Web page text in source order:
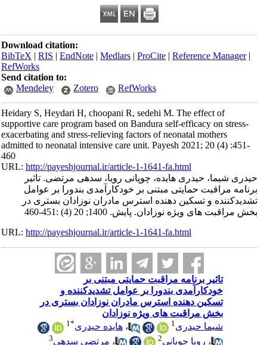
Download citation:
BibTeX|RIS|EndNote|Medlars|ProCite|Reference Manager
RefWorks
Send citation to:
Mendeley
Zotero RefWorks
Heidary S, Heydari H, choopani R, sedehi M. The effect of
supportive care program based on Bandura self-efficacy on stress-
exacerbating and stress-relieving factors of neonatal mothers
admitted to neonatal intensive care unit. Payesh 2021; 20 (4) :451-
460
URL:http://payeshjournal.ir/article-1-1641-fa.html
حیدری شیما، حیدری هایده، چوپانی رویا، سدهی مرتضی. تاثیر
برنامه مراقبت حمایتی مبتنی بر خودکارآمدی بندورا بر عوامل
تشدیدکننده و تسکین دهنده استرس مادران نوزادان بستری در
بخش مراقبت های ویژه نوزادان. پایش. 1400; 20 (4) :451-460
URL:http://payeshjournal.ir/article-1-1641-fa.html
تاثیر برنامه مراقبت حمایتی مبتنی بر
خودکارآمدی بندورا بر عوامل تشدیدکننده و
تسکین دهنده استرس مادران نوزادان بستری در
بخش مراقبت های ویژه نوزادان
شیما حیدری1 ،هایده حیدری*
1
،رویا چوپانی ،مرتضی سدهی